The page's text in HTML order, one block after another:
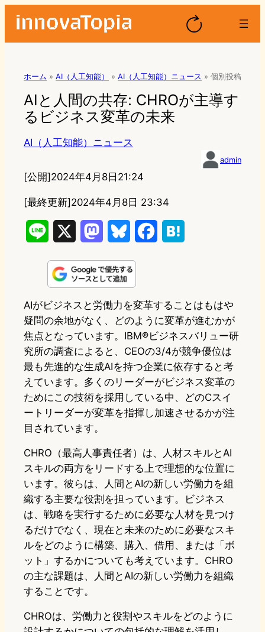
ホーム » AI（人工知能） » AI（人工知能）ニュース » 個別投稿
AIと人間の共存: CHROが主導す
るビジネス変革の未来
AI（人工知能）ニュース
admin
[公開]2024年4月8日21:24
[最終更新]2024年4月8日 23:34
n
e
s
t
o
d
o
n
u
e
s
k
y
e
b
o
o
k
n
a
AIがビジネスと労働力を変革することはもはや
疑問の余地がなく、どのように変革が進むかが
焦点となっています。IBM®ビジネスバリュー研
究所の調査によると、CEOの3/4が競争優位は
最も先進的な生成AIを持つ企業に依存すると考
えています。多くのリーダーがビジネス変革の
ためにこの技術を採用している中、どのCスイ
ートリーダーが変革を指揮し加速させるかが注
目されています。
CHRO（最高人事責任者）は、人材スキルとAI
スキルの両方をリードする上で理想的な位置に
います。彼らは、人間とAIの新しい労働力を組
織する主要な役割を担っています。ビジネス
は、戦略を実行するために必要な人材を見つけ
るだけでなく、現在と未来のために必要なスキ
ルをどのように構築、購入、借用、または「ボ
ット」するかについても考えています。CHRO
の主な課題は、人間とAIの新しい労働力を組織
することです。
CHROは、労働力と役割やスキルをどのように